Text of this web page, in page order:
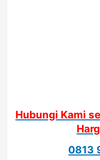
Hubungi Kami
0813